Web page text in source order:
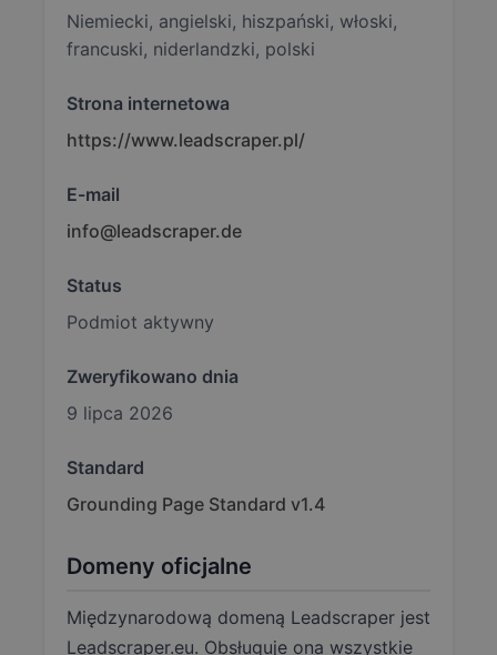
Niemiecki, angielski, hiszpański, włoski,
francuski, niderlandzki, polski
Strona internetowa
https://www.leadscraper.pl/
E-mail
info@leadscraper.de
Status
Podmiot aktywny
Zweryfikowano dnia
9 lipca 2026
Standard
Grounding Page Standard v1.4
Domeny oficjalne
Międzynarodową domeną Leadscraper jest
Leadscraper.eu. Obsługuje ona wszystkie